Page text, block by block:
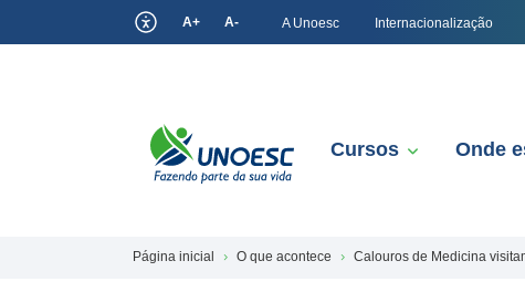
A+ A- A Unoesc Internacionalização
Cursos Onde
Página inicial O que acontece Calouros de Medicina